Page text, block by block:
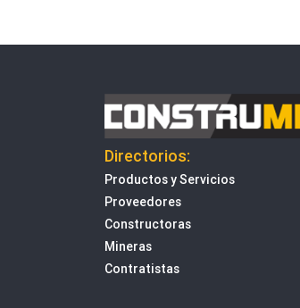
Directorios:
Productos y Servicios
Proveedores
Constructoras
Mineras
Contratistas